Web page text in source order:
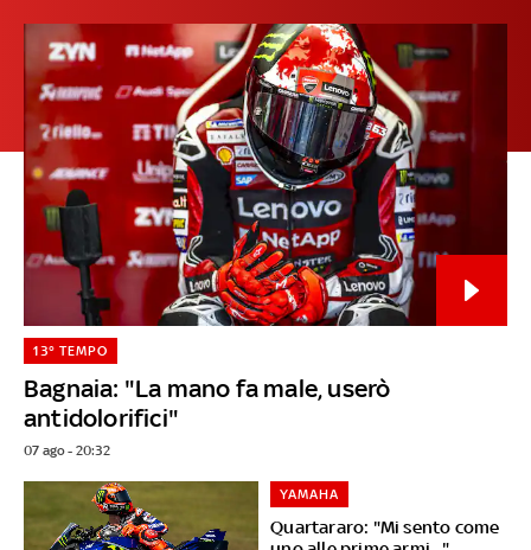
Bagnaia: "La mano fa male, userò
antidolorifici"
13° TEMPO
07 ago - 20:32
Quartararo: "Mi sento come
YAMAHA